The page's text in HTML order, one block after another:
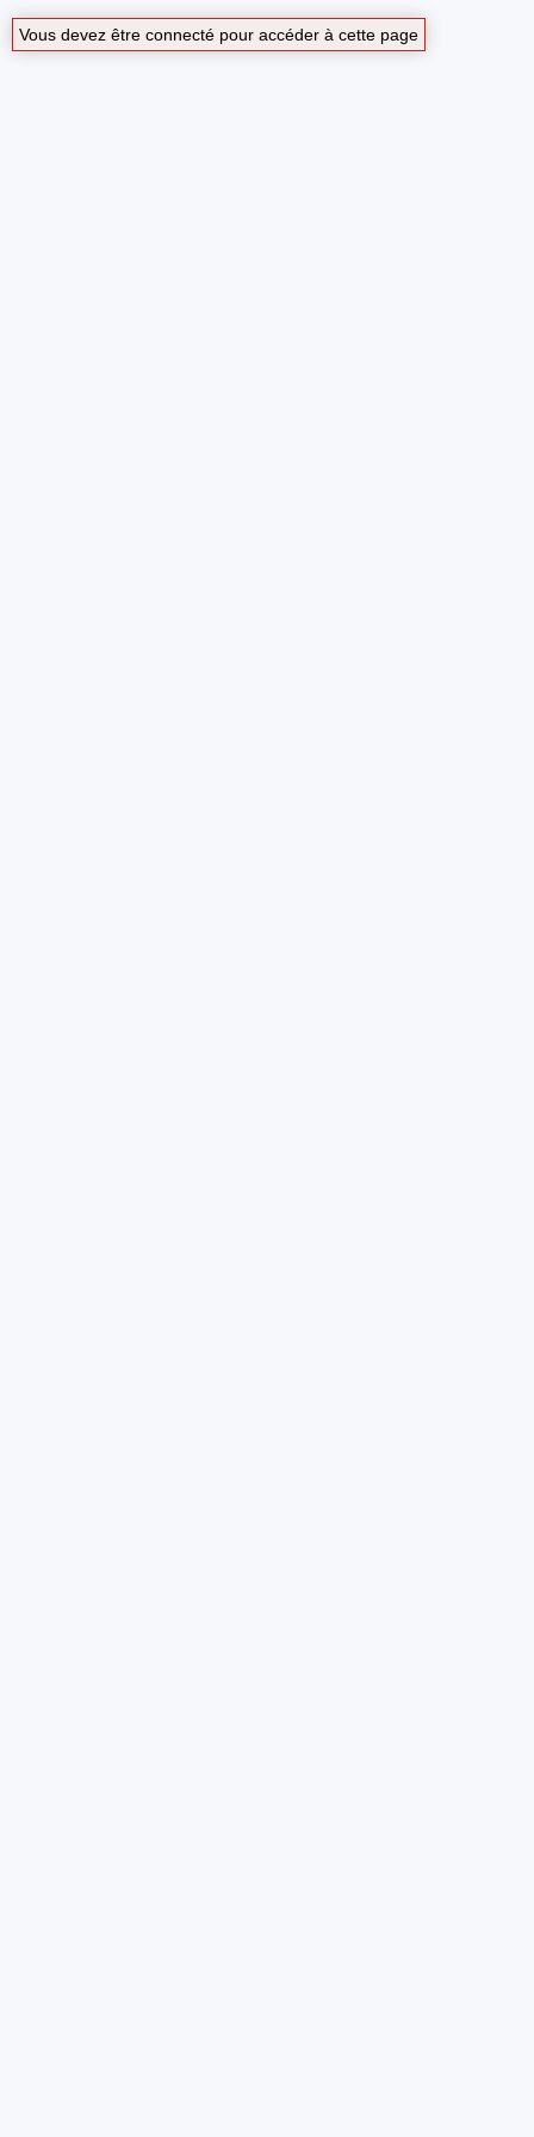
Vous devez être connecté pour accéder à cette page